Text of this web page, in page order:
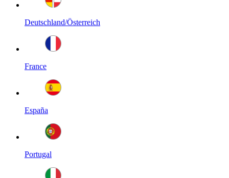
Deutschland/Österreich
France
España
Portugal